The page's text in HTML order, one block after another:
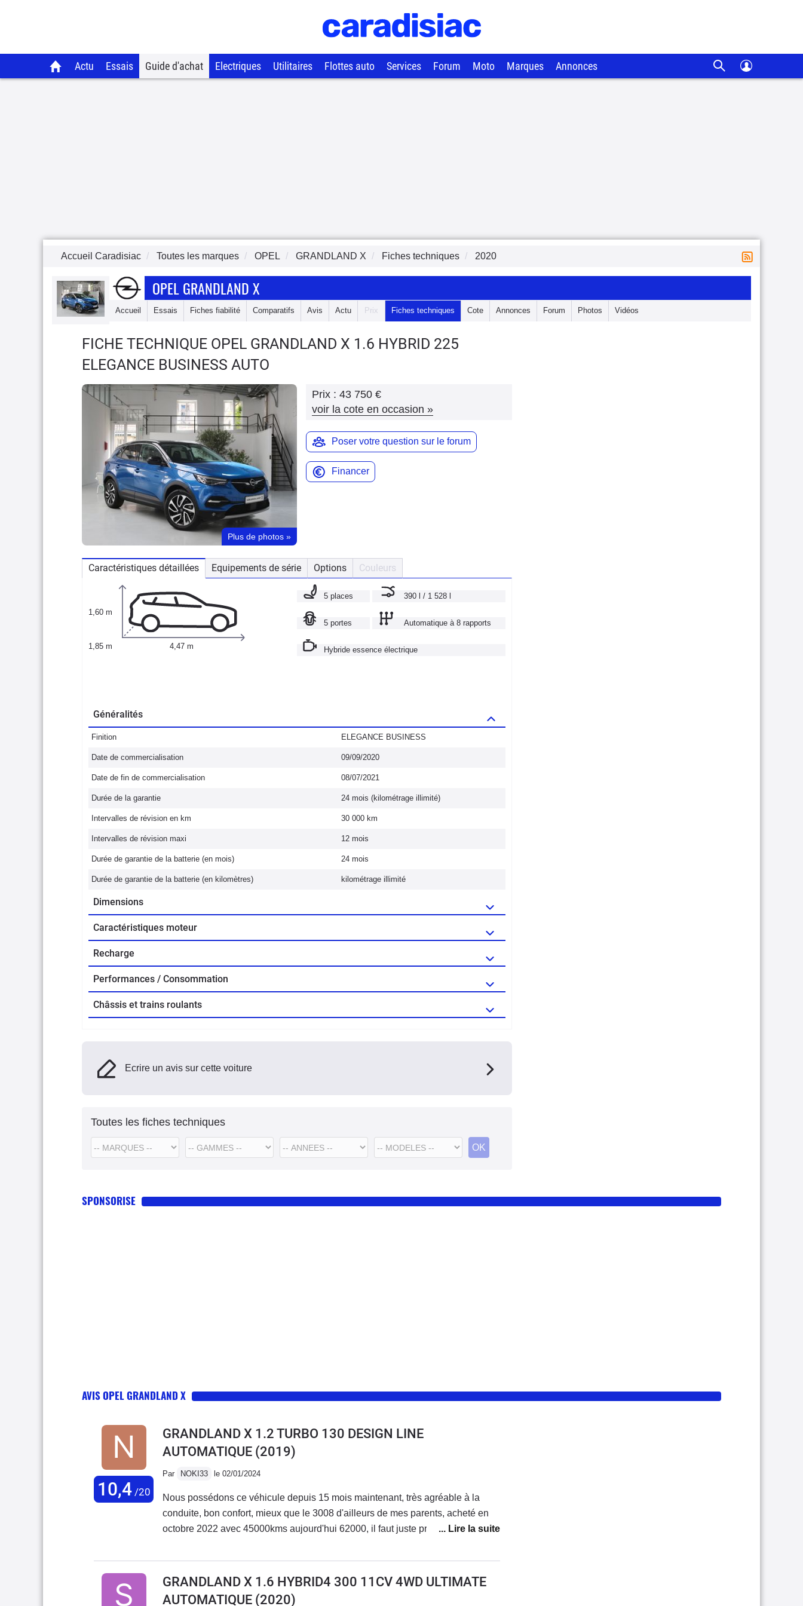
Actu Essais Guide d'achat Electriques Utilitaires Flottes auto Services Forum Moto Marques Annonces
Accueil Caradisiac Toutes les marques OPEL GRANDLAND X Fiches techniques 2020
OPEL GRANDLAND X
Accueil Essais Fiches fiabilité Comparatifs Avis Actu Prix Fiches techniques Cote Annonces Forum Photos Vidéos
FICHE TECHNIQUE OPEL GRANDLAND X 1.6 HYBRID 225
ELEGANCE BUSINESS AUTO
Plus de photos »
Prix : 43 750 €
voir la cote en occasion »
Poser votre question sur le forum
Financer
Caractéristiques détaillées Equipements de série Options Couleurs
1,60 m
1,85 m 4,47 m
5 places 390 l / 1 528 l
5 portes Automatique à 8 rapports
Hybride essence électrique
Généralités
Finition ELEGANCE BUSINESS
Date de commercialisation 09/09/2020
Date de fin de commercialisation 08/07/2021
Durée de la garantie 24 mois (kilométrage illimité)
Intervalles de révision en km 30 000 km
Intervalles de révision maxi 12 mois
Durée de garantie de la batterie (en mois) 24 mois
Durée de garantie de la batterie (en kilomètres) kilométrage illimité
Dimensions
Caractéristiques moteur
Recharge
Performances / Consommation
Châssis et trains roulants
Ecrire un avis sur cette voiture
Toutes les fiches techniques
SPONSORISE
AVIS OPEL GRANDLAND X
10,4/20
GRANDLAND X 1.2 TURBO 130 DESIGN LINE
AUTOMATIQUE (2019)
Par NOKI33 le 02/01/2024
Nous possédons ce véhicule depuis 15 mois maintenant, très agréable à la
conduite, bon confort, mieux que le 3008 d'ailleurs de mes parents, acheté en
octobre 2022 avec 45000kms aujourd'hui 62000, il faut juste prévoir pour notre
60000kms max et aussi la vidange de la boite auto tous les 60000kms
IMPÉRATIF sa c'est obligatoire si vous voulez éviter les voyants moteurs à
GRANDLAND X 1.6 HYBRID4 300 11CV 4WD ULTIMATE
AUTOMATIQUE (2020)